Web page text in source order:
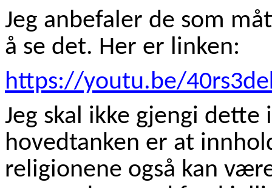
Jeg anbefaler de som
å se det. Her er linken:
https://youtu.be/
Jeg skal ikke gjengi
hovedtanken er at
religionene også kan